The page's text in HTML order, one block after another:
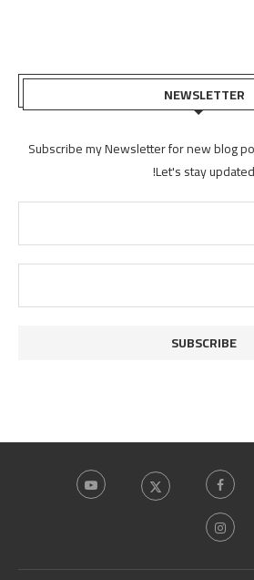
NEWSLETTER
Subscribe my Newsletter for new blog
Let's stay updated!